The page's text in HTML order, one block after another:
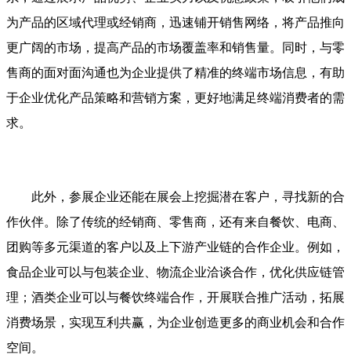
为产品的区域代理或经销商，迅速铺开销售网络，将产品推向
更广阔的市场，提高产品的市场覆盖率和销售量。同时，与零
售商的面对面沟通也为企业提供了精准的终端市场信息，有助
于企业优化产品策略和营销方案，更好地满足终端消费者的需
求。
此外，参展企业还能在展会上挖掘潜在客户，寻找新的合
作伙伴。除了传统的经销商、零售商，还有来自餐饮、电商、
团购等多元渠道的客户以及上下游产业链的合作企业。例如，
食品企业可以与包装企业、物流企业洽谈合作，优化供应链管
理；酒类企业可以与餐饮终端合作，开展联合推广活动，拓展
消费场景，实现互利共赢，为企业创造更多的商业机会和合作
空间。